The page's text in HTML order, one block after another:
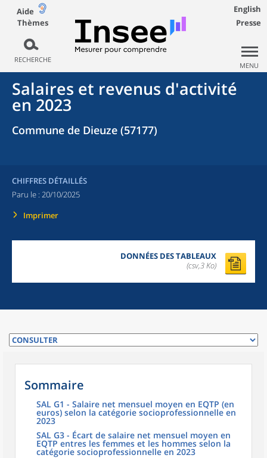
Aide
Thèmes
RECHERCHE
English
Presse
MENU
Salaires et revenus d'activité
en 2023
Commune de Dieuze (57177)
CHIFFRES DÉTAILLÉS
Paru le : 20/10/2025
Imprimer
DONNÉES DES TABLEAUX
(csv,3 Ko)
Sommaire
SAL G1 - Salaire net mensuel moyen en EQTP (en
euros) selon la catégorie socioprofessionnelle en
2023
SAL G3 - Écart de salaire net mensuel moyen en
EQTP entres les femmes et les hommes selon la
catégorie socioprofessionnelle en 2023